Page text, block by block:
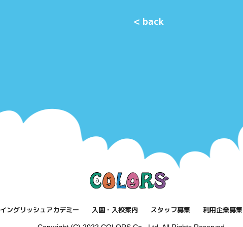
< back
イングリッシュアカデミー 入園・入校案内 スタッフ募集 利用企業募集